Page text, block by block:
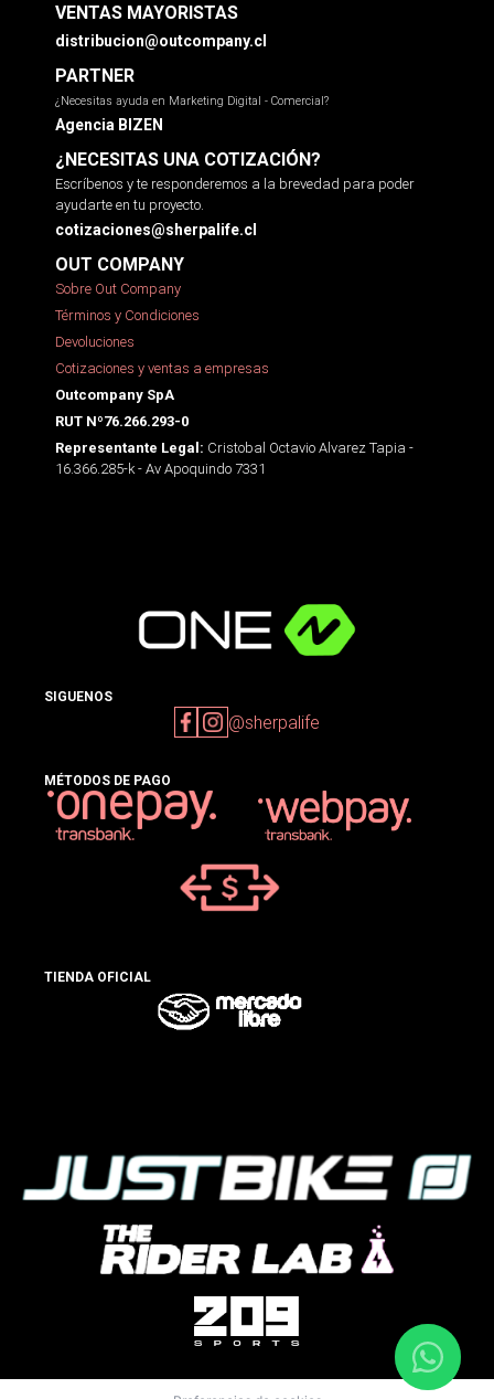
VENTAS MAYORISTAS
distribucion@outcompany.cl
PARTNER
¿Necesitas ayuda en Marketing Digital - Comercial?
Agencia BIZEN
¿NECESITAS UNA COTIZACIÓN?
Escríbenos y te responderemos a la brevedad para poder
ayudarte en tu proyecto.
cotizaciones@sherpalife.cl
OUT COMPANY
Sobre Out Company
Términos y Condiciones
Devoluciones
Cotizaciones y ventas a empresas
Outcompany SpA
RUT Nº76.266.293-0
Representante Legal: Cristobal Octavio Alvarez Tapia -
16.366.285-k - Av Apoquindo 7331
SIGUENOS
@sherpalife
MÉTODOS DE PAGO
TIENDA OFICIAL